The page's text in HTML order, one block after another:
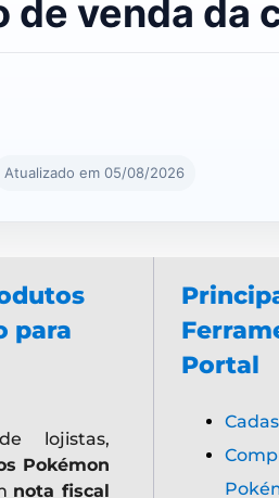
de venda da
Atualizado em 05/08/2026
para
lojistas,
Pokémon
nota fiscal
Portal